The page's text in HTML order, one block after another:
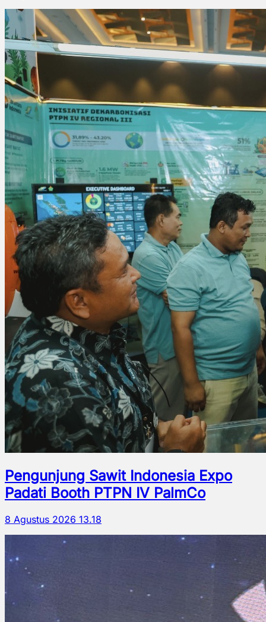
Pengunjung Sawit Indonesia Expo
Padati Booth PTPN IV PalmCo
8 Agustus 2026 13.18